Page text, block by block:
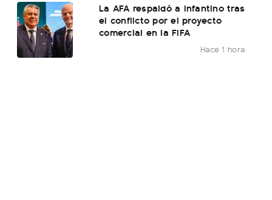
La AFA respaldó a Infantino tras
el conflicto por el proyecto
comercial en la FIFA
Hace 1 hora